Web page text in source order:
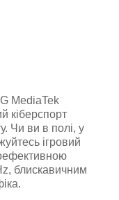
MediaTek
кіберспорт
Чи ви в полі, у
ігровий
блискавичним